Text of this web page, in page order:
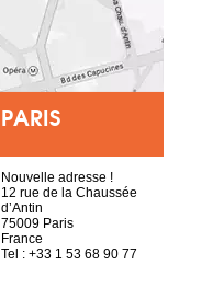
PARIS
Nouvelle adresse !
12 rue de la Chaussée
d’Antin
75009 Paris
France
Tel : +33 1 53 68 90 77